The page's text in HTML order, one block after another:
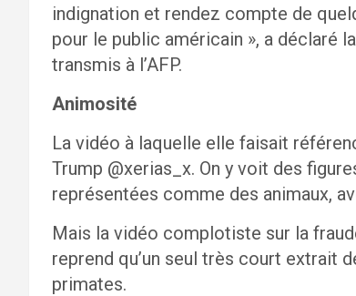
indignation et rendez compte de
pour le public américain », a déclaré
transmis à l’AFP.
Animosité
La vidéo à laquelle elle faisait
Trump @xerias_x. On y voit des
représentées comme des animaux,
Mais la vidéo complotiste sur la
reprend qu’un seul très court extrait
primates.